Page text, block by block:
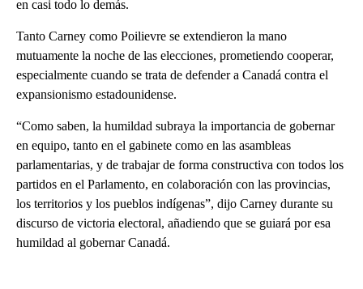
en casi todo lo demás.
Tanto Carney como Poilievre se extendieron la mano
mutuamente la noche de las elecciones, prometiendo cooperar,
especialmente cuando se trata de defender a Canadá contra el
expansionismo estadounidense.
“Como saben, la humildad subraya la importancia de gobernar
en equipo, tanto en el gabinete como en las asambleas
parlamentarias, y de trabajar de forma constructiva con todos los
partidos en el Parlamento, en colaboración con las provincias,
los territorios y los pueblos indígenas”, dijo Carney durante su
discurso de victoria electoral, añadiendo que se guiará por esa
humildad al gobernar Canadá.